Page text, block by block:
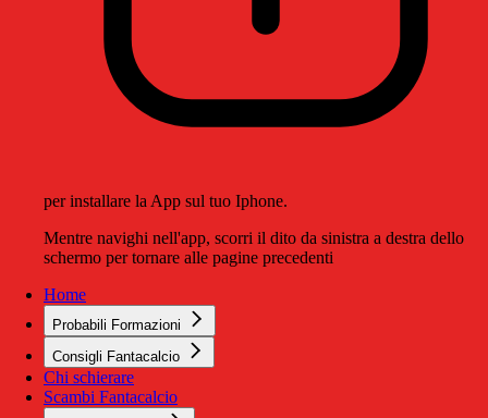
per installare la App sul tuo Iphone.
Mentre navighi nell'app, scorri il dito da sinistra a destra dello
schermo per tornare alle pagine precedenti
Home
Probabili Formazioni
Consigli Fantacalcio
Chi schierare
Scambi Fantacalcio